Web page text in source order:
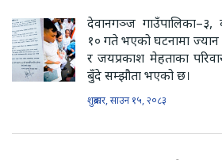
देवानगञ्ज गाउँपालिका–३,
१० गते भएको घटनामा
र जयप्रकाश मेहताका
बुँदे सम्झौता भएको छ।
शुक्रबार, साउन १५, २०८३